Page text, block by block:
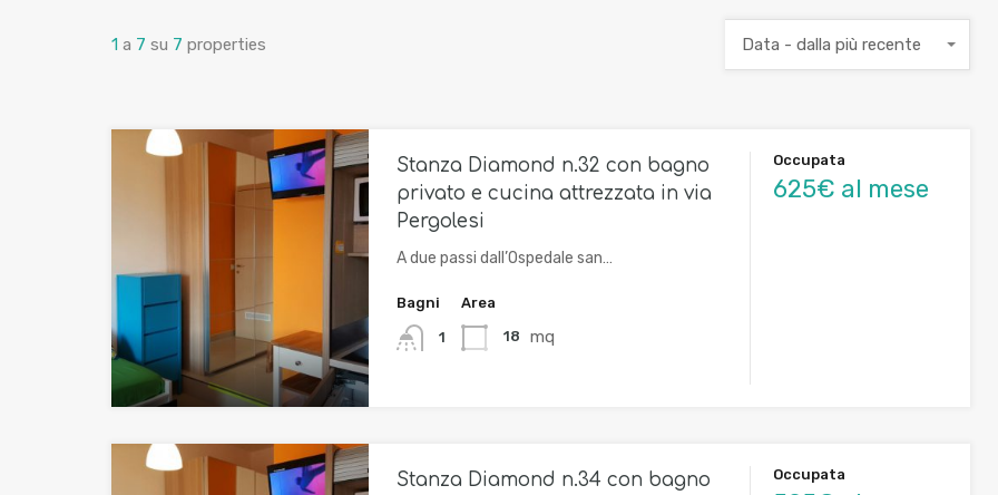
1 a 7 su 7 properties Data - dalla più recente
Stanza Diamond n.32 con bagno
privato e cucina attrezzata in via
Pergolesi
A due passi dall’Ospedale san…
Bagni
1
Area
18 mq
Occupata
625€ al mese
Stanza Diamond n.34 con bagno
Occupata